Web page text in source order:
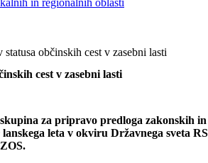
občinskih cest v zasebni lasti
cest v zasebni lasti
za pripravo predloga
leta v okviru Državnega sveta